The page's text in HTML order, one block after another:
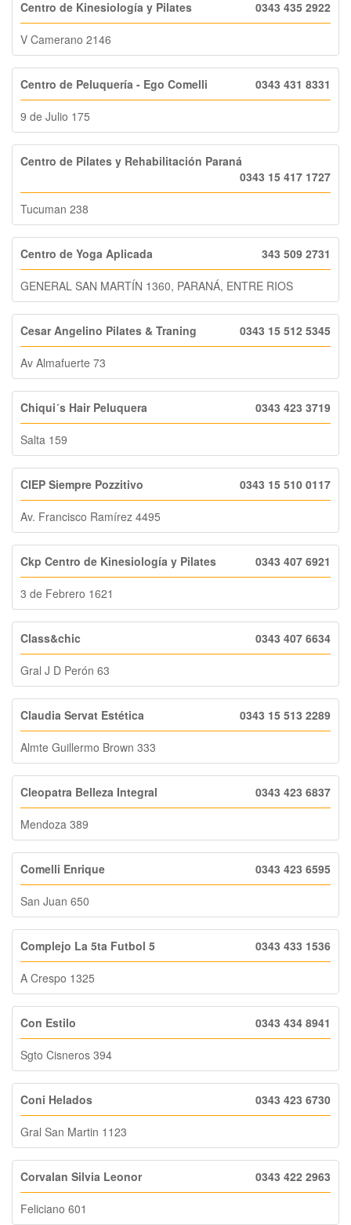
Centro de Kinesiología y Pilates 0343 435 2922
V Camerano 2146
Centro de Peluquería - Ego Comelli 0343 431 8331
9 de Julio 175
Centro de Pilates y Rehabilitación Paraná
0343 15 417 1727
Tucuman 238
Centro de Yoga Aplicada 343 509 2731
GENERAL SAN MARTÍN 1360, PARANÁ, ENTRE RIOS
Cesar Angelino Pilates & Traning 0343 15 512 5345
Av Almafuerte 73
Chiqui´s Hair Peluquera 0343 423 3719
Salta 159
CIEP Siempre Pozzitivo 0343 15 510 0117
Av. Francisco Ramírez 4495
Ckp Centro de Kinesiología y Pilates 0343 407 6921
3 de Febrero 1621
Class&chic 0343 407 6634
Gral J D Perón 63
Claudia Servat Estética 0343 15 513 2289
Almte Guillermo Brown 333
Cleopatra Belleza Integral 0343 423 6837
Mendoza 389
Comelli Enrique 0343 423 6595
San Juan 650
Complejo La 5ta Futbol 5 0343 433 1536
A Crespo 1325
Con Estilo 0343 434 8941
Sgto Cisneros 394
Coni Helados 0343 423 6730
Gral San Martin 1123
Corvalan Silvia Leonor 0343 422 2963
Feliciano 601